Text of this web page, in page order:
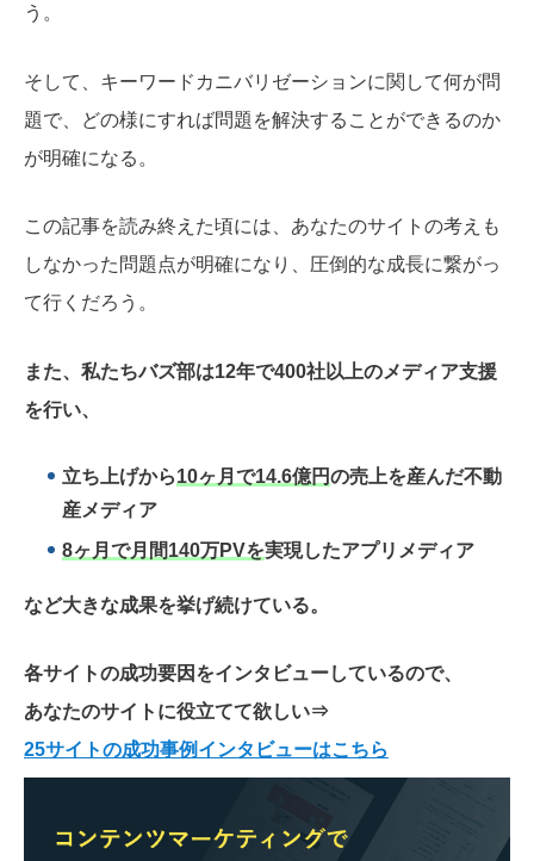
う。
そして、キーワードカニバリゼーションに関して何が問
題で、どの様にすれば問題を解決することができるのか
が明確になる。
この記事を読み終えた頃には、あなたのサイトの考えも
しなかった問題点が明確になり、圧倒的な成長に繋がっ
て行くだろう。
また、私たちバズ部は12年で400社以上のメディア支援
を行い、
立ち上げから10ヶ月で14.6億円の売上を産んだ不動
産メディア
8ヶ月で月間140万PVを実現したアプリメディア
など大きな成果を挙げ続けている。
各サイトの成功要因をインタビューしているので、
あなたのサイトに役立てて欲しい⇒
25サイトの成功事例インタビューはこちら